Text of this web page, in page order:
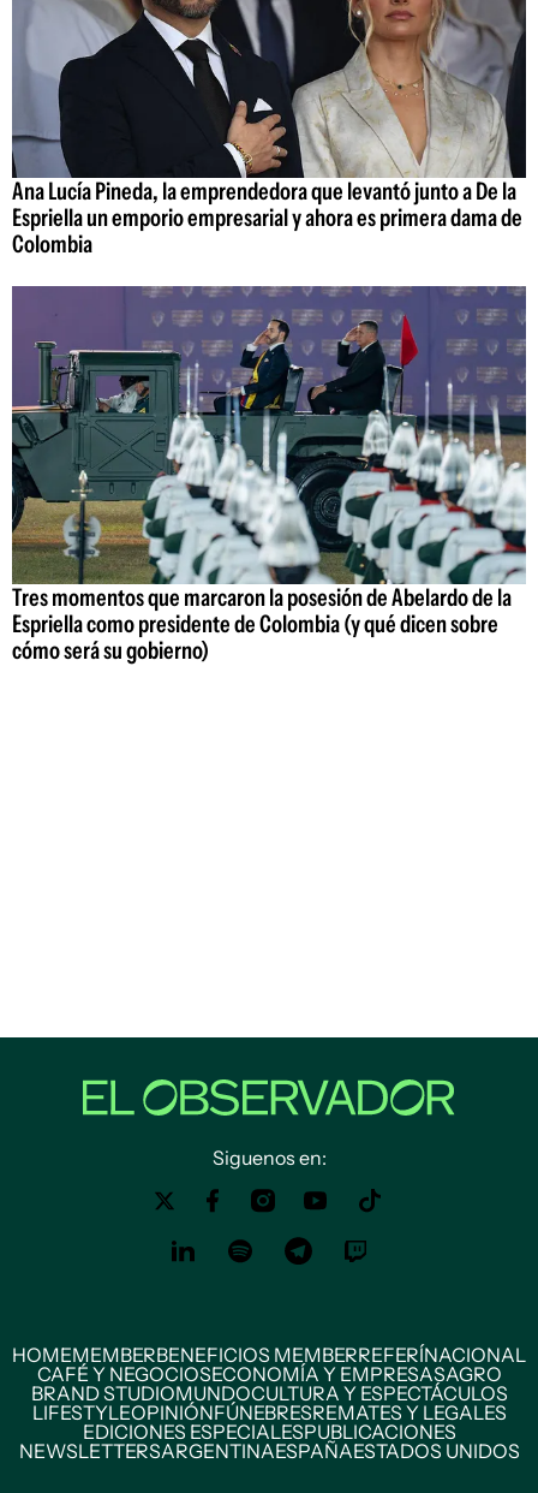
Ana Lucía Pineda, la emprendedora que levantó junto a De la
Espriella un emporio empresarial y ahora es primera dama de
Colombia
Tres momentos que marcaron la posesión de Abelardo de la
Espriella como presidente de Colombia (y qué dicen sobre
cómo será su gobierno)
Siguenos en:
HOMEMEMBERBENEFICIOS MEMBERREFERÍNACIONAL
CAFÉ Y NEGOCIOSECONOMÍA Y EMPRESASAGRO
BRAND STUDIOMUNDOCULTURA Y ESPECTÁCULOS
LIFESTYLEOPINIÓNFÚNEBRESREMATES Y LEGALES
EDICIONES ESPECIALESPUBLICACIONES
NEWSLETTERSARGENTINAESPAÑAESTADOS UNIDOS